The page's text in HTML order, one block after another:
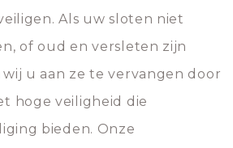
Als uw sloten niet
of oud en versleten zijn
u aan ze te vervangen door
hoge veiligheid die
bieden. Onze